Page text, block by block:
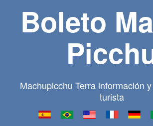
Boleto
Machupicchu Terra información
turista